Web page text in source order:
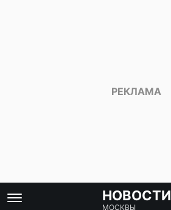
НОВОСТИ
МОСКВЫ